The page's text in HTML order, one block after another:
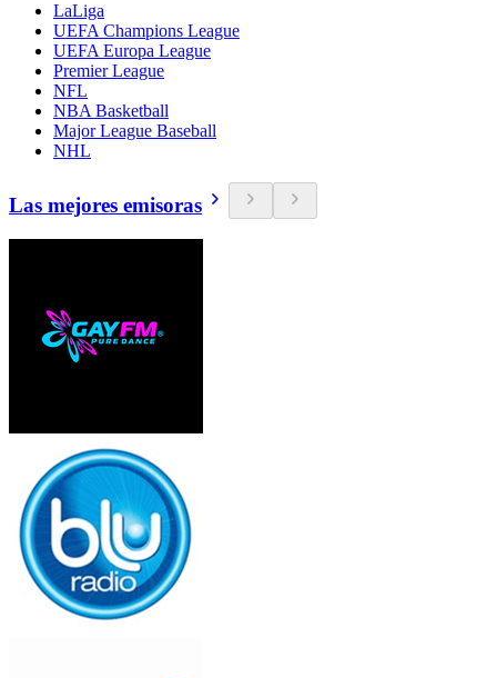
LaLiga
UEFA Champions League
UEFA Europa League
Premier League
NFL
NBA Basketball
Major League Baseball
NHL
Las mejores emisoras